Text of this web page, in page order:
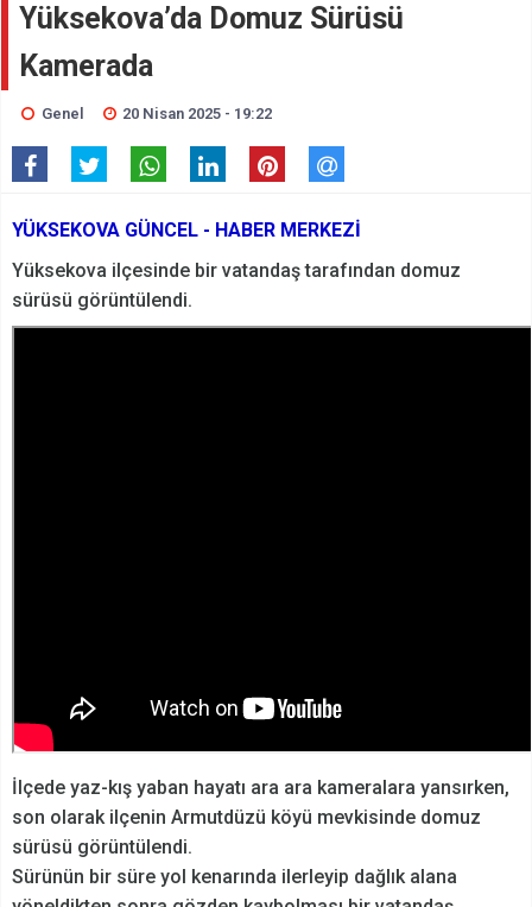
Yüksekova’da Domuz Sürüsü
Kamerada
Genel 20 Nisan 2025 - 19:22
YÜKSEKOVA GÜNCEL - HABER MERKEZİ
Yüksekova ilçesinde bir vatandaş tarafından domuz
sürüsü görüntülendi.
İlçede yaz-kış yaban hayatı ara ara kameralara yansırken,
son olarak ilçenin Armutdüzü köyü mevkisinde domuz
sürüsü görüntülendi.
Sürünün bir süre yol kenarında ilerleyip dağlık alana